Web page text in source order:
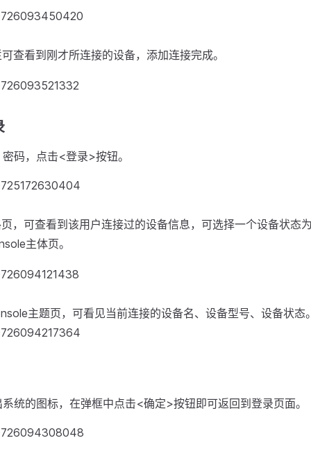
查看到刚才所连接的设备，添加连接完成。
码，点击<登录>按钮。
，可查看到该用户连接过的设备信息，可选择一个设备状态
主体页。
主题页，可看见当前连接的设备名、设备型号、设备状态
统的图标，在弹框中点击<确定>按钮即可返回到登录页面。